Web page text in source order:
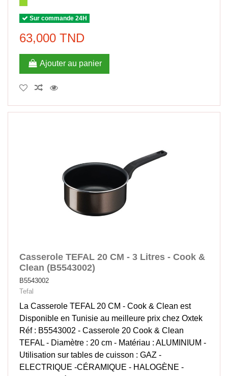
Sur commande 24H
63,000 TND
Ajouter au panier
Casserole TEFAL 20 CM - 3 Litres - Cook &
Clean (B5543002)
B5543002
Tefal
La Casserole TEFAL 20 CM - Cook & Clean est
Disponible en Tunisie au meilleure prix chez Oxtek
Réf : B5543002 - Casserole 20 Cook & Clean
TEFAL - Diamètre : 20 cm - Matériau : ALUMINIUM -
Utilisation sur tables de cuisson : GAZ -
ELECTRIQUE -CÉRAMIQUE - HALOGÈNE -